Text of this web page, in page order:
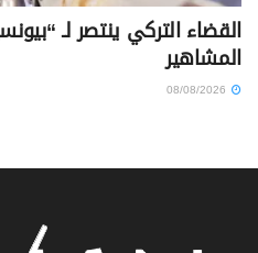
القضاء التركي ينتصر لـ
المشاهير